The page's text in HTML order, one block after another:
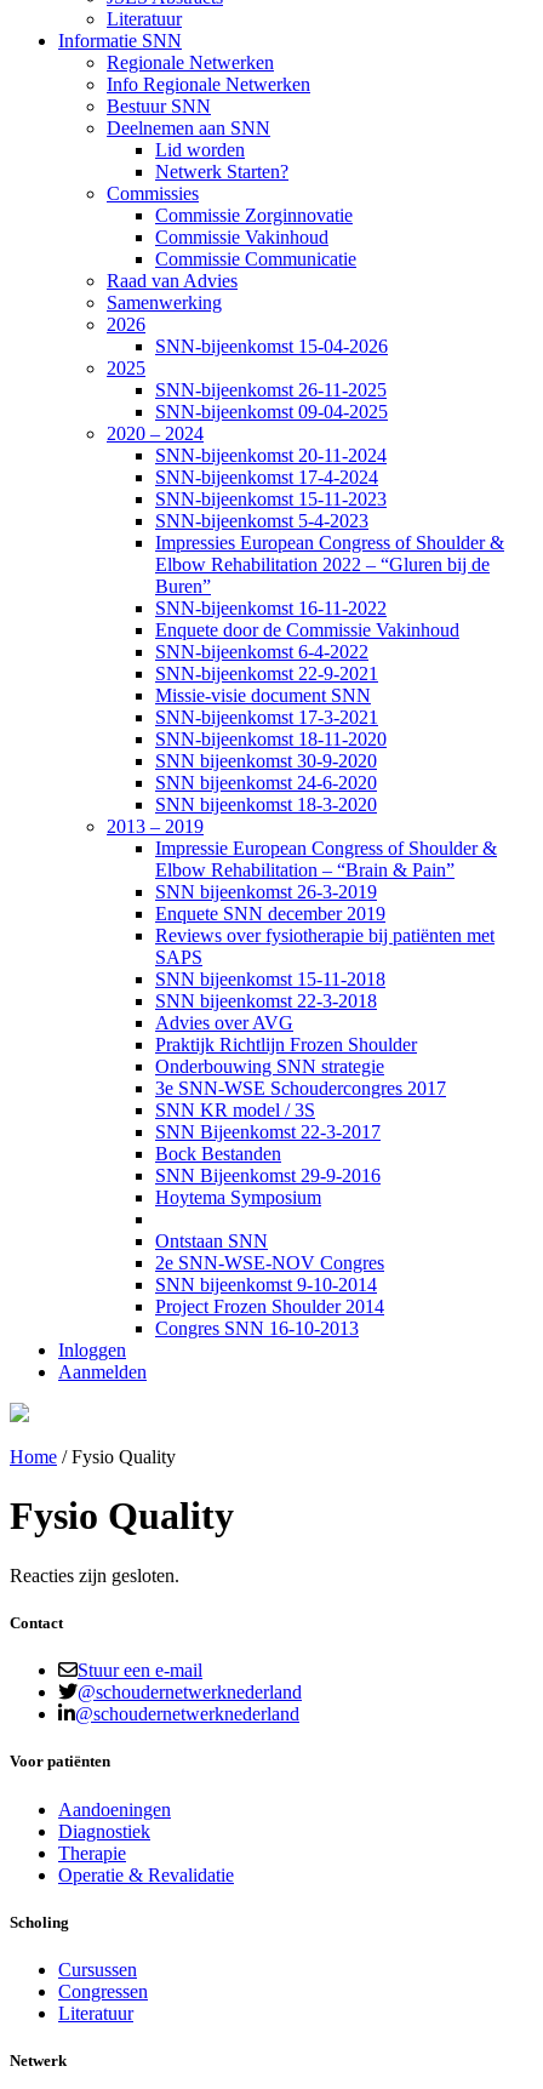
Literatuur
Informatie SNN
Regionale Netwerken
Info Regionale Netwerken
Bestuur SNN
Deelnemen aan SNN
Lid worden
Netwerk Starten?
Commissies
Commissie Zorginnovatie
Commissie Vakinhoud
Commissie Communicatie
Raad van Advies
Samenwerking
2026
SNN-bijeenkomst 15-04-2026
2025
SNN-bijeenkomst 26-11-2025
SNN-bijeenkomst 09-04-2025
2020 – 2024
SNN-bijeenkomst 20-11-2024
SNN-bijeenkomst 17-4-2024
SNN-bijeenkomst 15-11-2023
SNN-bijeenkomst 5-4-2023
Impressies European Congress of Shoulder &
Elbow Rehabilitation 2022 – “Gluren bij de
Buren”
SNN-bijeenkomst 16-11-2022
Enquete door de Commissie Vakinhoud
SNN-bijeenkomst 6-4-2022
SNN-bijeenkomst 22-9-2021
Missie-visie document SNN
SNN-bijeenkomst 17-3-2021
SNN-bijeenkomst 18-11-2020
SNN bijeenkomst 30-9-2020
SNN bijeenkomst 24-6-2020
SNN bijeenkomst 18-3-2020
2013 – 2019
Impressie European Congress of Shoulder &
Elbow Rehabilitation – “Brain & Pain”
SNN bijeenkomst 26-3-2019
Enquete SNN december 2019
Reviews over fysiotherapie bij patiënten met
SAPS
SNN bijeenkomst 15-11-2018
SNN bijeenkomst 22-3-2018
Advies over AVG
Praktijk Richtlijn Frozen Shoulder
Onderbouwing SNN strategie
3e SNN-WSE Schoudercongres 2017
SNN KR model / 3S
SNN Bijeenkomst 22-3-2017
Bock Bestanden
SNN Bijeenkomst 29-9-2016
Hoytema Symposium
Ontstaan SNN
2e SNN-WSE-NOV Congres
SNN bijeenkomst 9-10-2014
Project Frozen Shoulder 2014
Congres SNN 16-10-2013
Inloggen
Aanmelden
Home /Fysio Quality
Fysio Quality
Reacties zijn gesloten.
Contact
Stuur een e-mail
@schoudernetwerknederland
@schoudernetwerknederland
Voor patiënten
Aandoeningen
Diagnostiek
Therapie
Operatie & Revalidatie
Scholing
Cursussen
Congressen
Literatuur
Netwerk